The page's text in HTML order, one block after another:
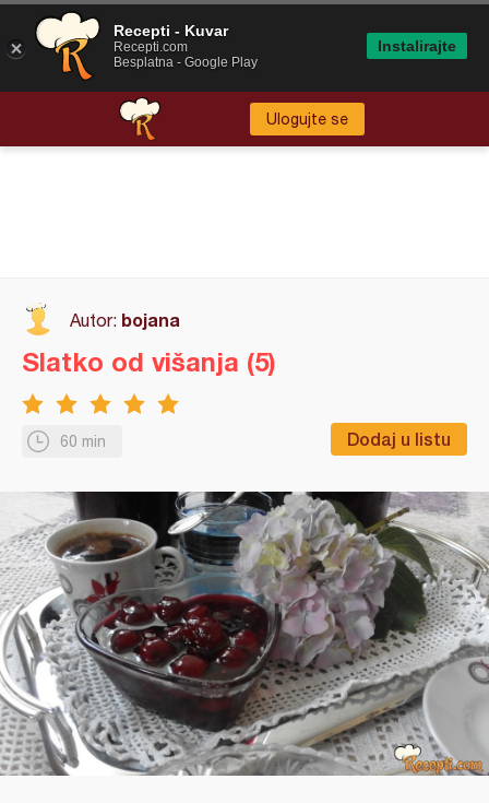
Ulogujte se
Autor: bojana
60 min Dodaj u listu
Slatko od višanja (5)
Recepti - Kuvar
Recepti.com
Besplatna - Google Play
Instalirajte